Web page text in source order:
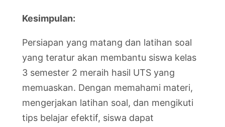
Kesimpulan:
Persiapan yang matang dan latihan soal
yang teratur akan membantu siswa kelas
3 semester 2 meraih hasil UTS yang
memuaskan. Dengan memahami materi,
mengerjakan latihan soal, dan mengikuti
tips belajar efektif, siswa dapat